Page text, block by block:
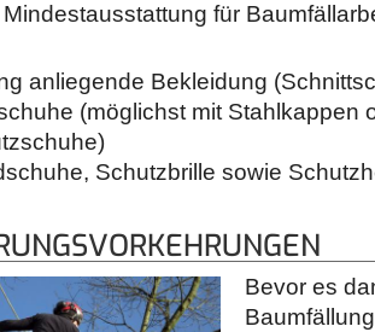
für
anliegende Bekleidung
(möglichst mit Stahlkappen
Schutzbrille sowie
Bevor es